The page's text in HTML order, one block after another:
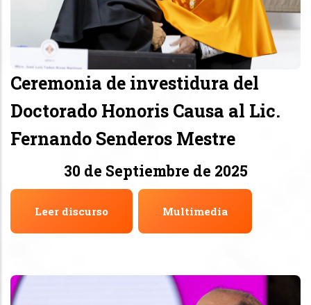
Ceremonia de investidura del
Doctorado Honoris Causa al Lic.
Fernando Senderos Mestre
30 de Septiembre de 2025
Leer discurso Multimedia